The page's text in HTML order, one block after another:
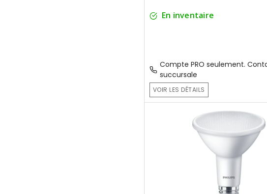
En inventaire
Compte PRO seulement.
succursale
VOIR LES DÉTAILS